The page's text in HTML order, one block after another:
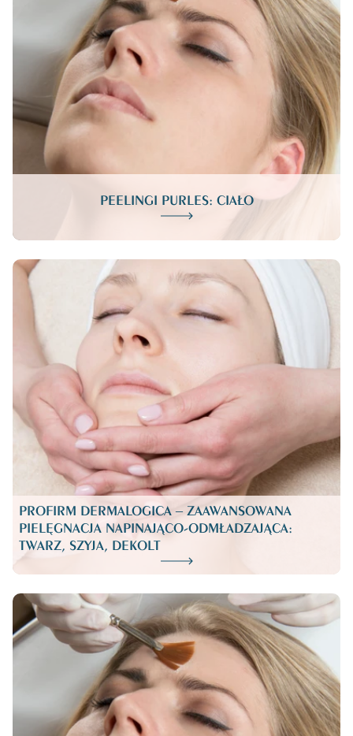
PEELINGI PURLES: CIAŁO
PROFIRM DERMALOGICA – ZAAWANSOWANA
PIELĘGNACJA NAPINAJĄCO-ODMŁADZAJĄCA:
TWARZ, SZYJA, DEKOLT